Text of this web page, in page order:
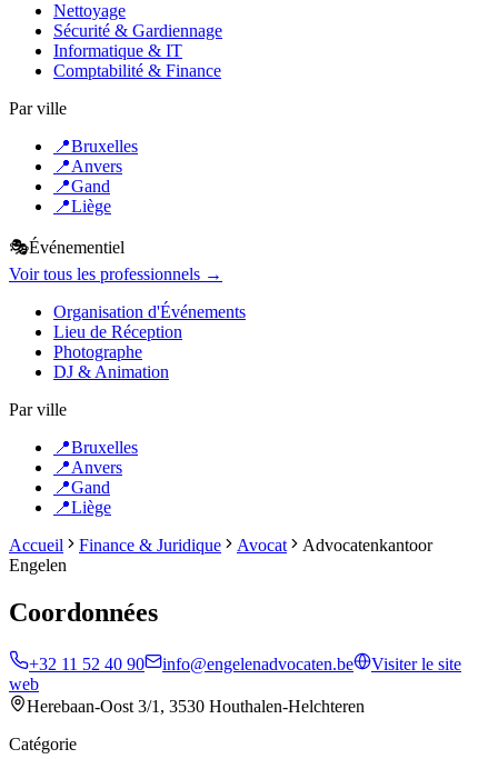
Nettoyage
Sécurité & Gardiennage
Informatique & IT
Comptabilité & Finance
Par ville
📍Bruxelles
📍Anvers
📍Gand
📍Liège
🎭Événementiel
Voir tous les professionnels →
Organisation d'Événements
Lieu de Réception
Photographe
DJ & Animation
Par ville
📍Bruxelles
📍Anvers
📍Gand
📍Liège
Accueil
Finance & Juridique Avocat
Advocatenkantoor
Engelen
Coordonnées
+32 11 52 40 90 info@engelenadvocaten.be
Visiter le site
web
Herebaan-Oost 3/1, 3530 Houthalen-Helchteren
Catégorie